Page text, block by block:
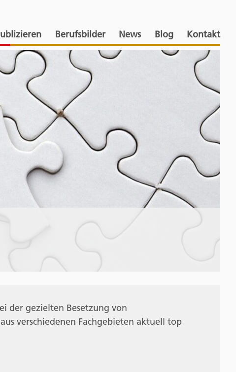
Berufsbilder News Blog Kontakt
der gezielten Besetzung von
verschiedenen Fachgebieten aktuell top